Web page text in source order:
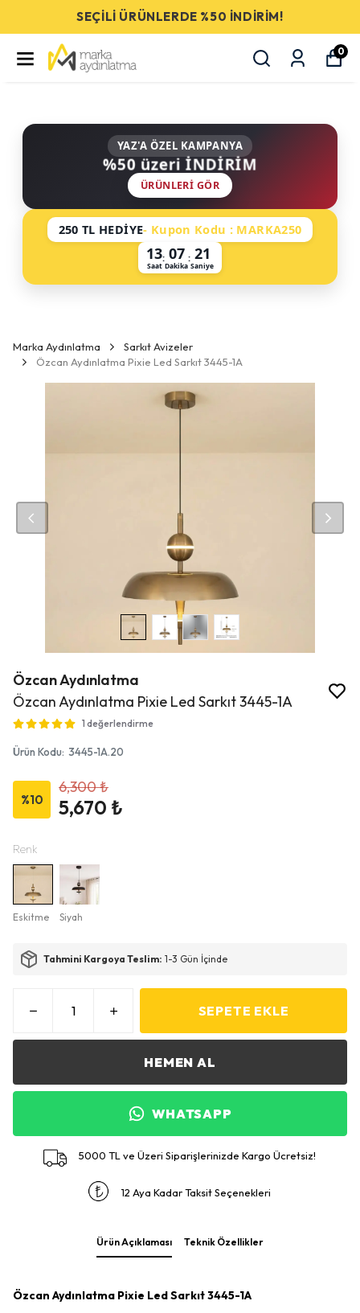
SEÇİLİ ÜRÜNLERDE %50 İNDİRİM!
0
YAZ'A ÖZEL KAMPANYA
%50 üzeri İNDİRİM
ÜRÜNLERI GÖR
250 TL HEDİYE- Kupon Kodu : MARKA250
13
Saat
: 07
Dakika
: 21
Saniye
Marka Aydınlatma
Sarkıt Avizeler
Özcan Aydınlatma Pixie Led Sarkıt 3445-1A
Özcan Aydınlatma
Özcan Aydınlatma Pixie Led Sarkıt 3445-1A
1 değerlendirme
Ürün Kodu: 3445-1A.20
%10
6,300 ₺
5,670 ₺
Renk
Eskitme Siyah
Tahmini Kargoya Teslim: 1-3 Gün İçinde
SEPETE EKLE
HEMEN AL
WHATSAPP
5000 TL ve Üzeri Siparişlerinizde Kargo Ücretsiz!
12 Aya Kadar Taksit Seçenekleri
Ürün Açıklaması Teknik Özellikler
Özcan Aydınlatma Pixie Led Sarkıt 3445-1A